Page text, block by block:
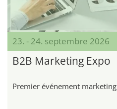
23. - 24. septembre 2026
B2B Marketing Expo
Premier événement marketing